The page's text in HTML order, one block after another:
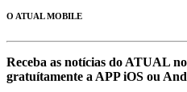
O ATUAL MOBILE
Receba as notícias do ATUAL
gratuítamente a APP iOS ou